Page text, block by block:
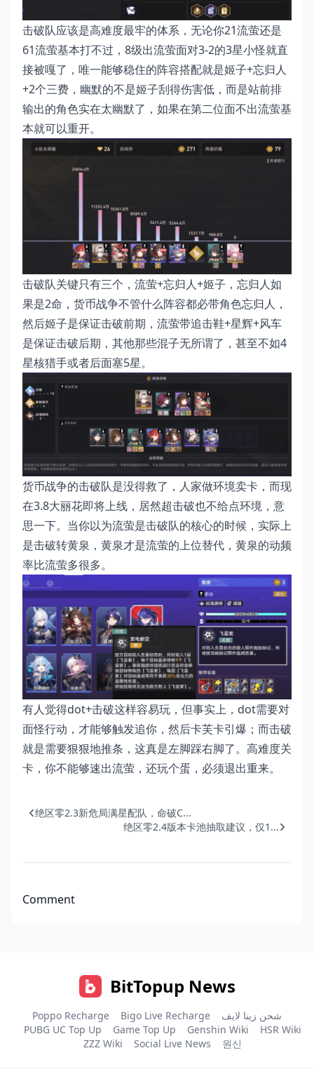
击破队应该是高难度最牢的体系，无论你21流萤还是
61流萤基本打不过，8级出流萤面对3-2的3星小怪就直
接被嘎了，唯一能够稳住的阵容搭配就是姬子+忘归人
+2个三费，幽默的不是姬子刮得伤害低，而是站前排
输出的角色实在太幽默了，如果在第二位面不出流萤基
本就可以重开。
击破队关键只有三个，流萤+忘归人+姬子，忘归人如
果是2命，货币战争不管什么阵容都必带角色忘归人，
然后姬子是保证击破前期，流萤带追击鞋+星辉+风车
是保证击破后期，其他那些混子无所谓了，甚至不如4
星核猎手或者后面塞5星。
货币战争的击破队是没得救了，人家做环境卖卡，而现
在3.8大丽花即将上线，居然超击破也不给点环境，意
思一下。当你以为流萤是击破队的核心的时候，实际上
是击破转黄泉，黄泉才是流萤的上位替代，黄泉的动频
率比流萤多很多。
有人觉得dot+击破这样容易玩，但事实上，dot需要对
面怪行动，才能够触发追你，然后卡芙卡引爆；而击破
就是需要狠狠地推条，这真是左脚踩右脚了。高难度关
卡，你不能够速出流萤，还玩个蛋，必须退出重来。
绝区零2.3新危局满星配队，命破C...
绝区零2.4版本卡池抽取建议，仅1...
Comment
BitTopup News
Poppo Recharge Bigo Live Recharge
شحن زينا لايف
PUBG UC Top Up
Game Top Up Genshin Wiki
HSR Wiki
ZZZ Wiki
Social Live News 원신